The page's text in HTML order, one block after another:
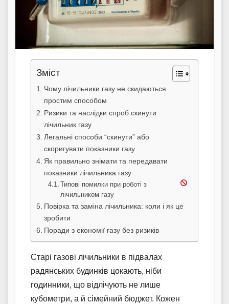
Зміст
Чому лічильники газу не скидаються
простим способом
Ризики та наслідки спроб скинути
лічильник газу
Легальні способи “скинути” або
скоригувати показники газу
Як правильно знімати та передавати
показники лічильника газу
Типові помилки при роботі з
лічильником газу
Повірка та заміна лічильника: коли і як це
зробити
Поради з економії газу без ризиків
Старі газові лічильники в підвалах
радянських будинків цокають, ніби
годинники, що відлічують не лише
кубометри, а й сімейний бюджет. Кожен